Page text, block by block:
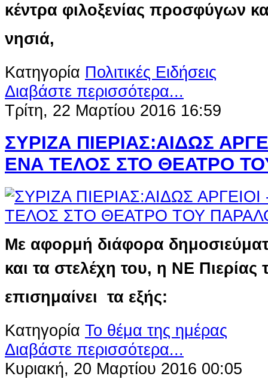
κέντρα φιλοξενίας προσφύγων
νησιά,
Κατηγορία Πολιτικές Ειδήσεις
Διαβάστε περισσότερα...
Τρίτη, 22 Μαρτίου 2016 16:59
ΣΥΡΙΖΑ ΠΙΕΡΙΑΣ:ΑΙΔΩΣ
ΕΝΑ ΤΕΛΟΣ ΣΤΟ ΘΕΑΤΡΟ
Με αφορμή διάφορα
και τα στελέχη του, η ΝΕ Πιερίας
επισημαίνει τα εξής:
Κατηγορία Το θέμα της ημέρας
Διαβάστε περισσότερα...
Κυριακή, 20 Μαρτίου 2016 00:05